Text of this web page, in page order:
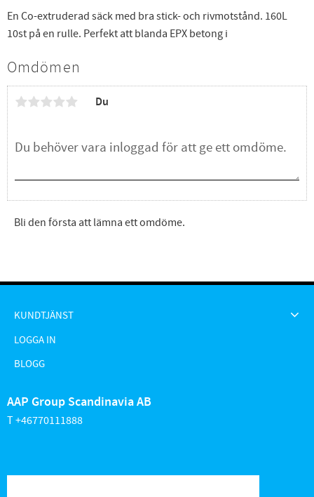
En Co-extruderad säck med bra stick- och rivmotstånd. 160L
10st på en rulle. Perfekt att blanda EPX betong i
Omdömen
Du
Bli den första att lämna ett omdöme.
KUNDTJÄNST
LOGGA IN
BLOGG
AAP Group Scandinavia AB
T +46770111888